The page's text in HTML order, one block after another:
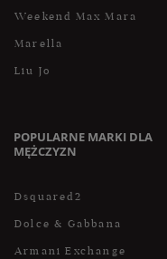
Weekend Max Mara
Marella
Liu Jo
POPULARNE MARKI DLA
MĘŻCZYZN
Dsquared2
Dolce & Gabbana
Armani Exchange